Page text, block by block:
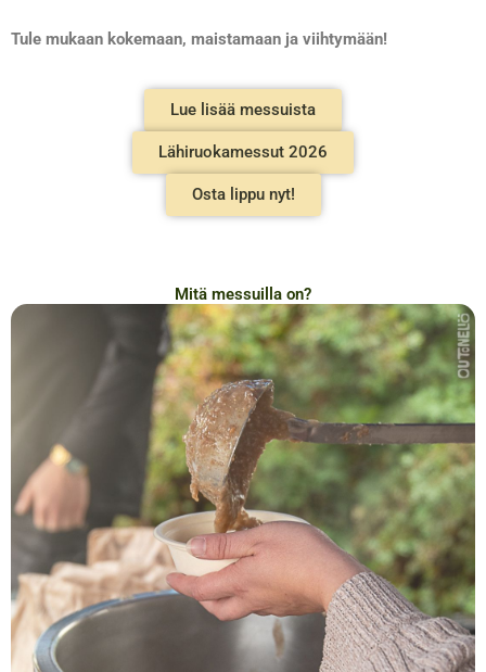
Tule mukaan kokemaan, maistamaan ja viihtymään!
Lue lisää messuista
Lähiruokamessut 2026
Osta lippu nyt!
Mitä messuilla on?